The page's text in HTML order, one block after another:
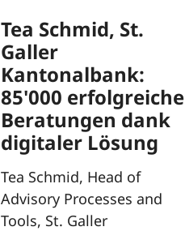
Tea Schmid, St.
Galler
Kantonalbank:
85'000 erfolgreiche
Beratungen dank
digitaler Lösung
Tea Schmid, Head of
Advisory Processes and
Tools, St. Galler